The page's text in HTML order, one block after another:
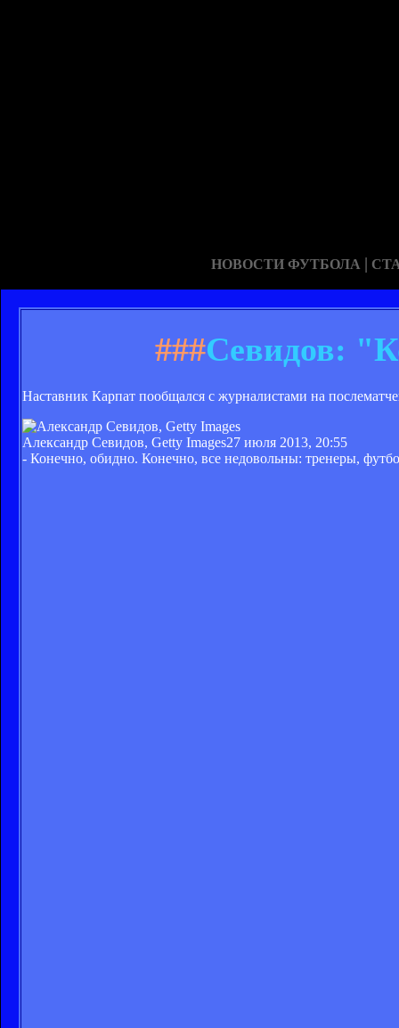
НОВОСТИ ФУТБОЛА |
###Севидов:
Наставник Карпат пообщался с журналистами на
Александр Севидов, Getty Images27 июля 2013, 20:55
- Конечно, обидно. Конечно, все недовольны: тренеры,